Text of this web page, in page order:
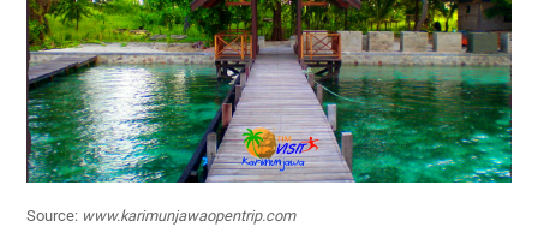
Source: www.karimunjawaopentrip.com